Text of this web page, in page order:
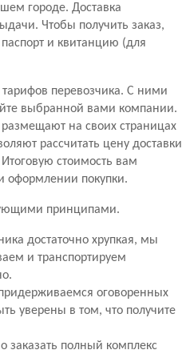
городе. Доставка
Чтобы получить заказ,
и квитанцию (для
тарифов перевозчика. С ними
выбранной вами компании.
на своих страницах
рассчитать цену доставки
стоимость вам
оформлении покупки.
принципами.
достаточно хрупкая, мы
и транспортируем
оговоренных
уверены в том, что получите
заказать полный комплекс